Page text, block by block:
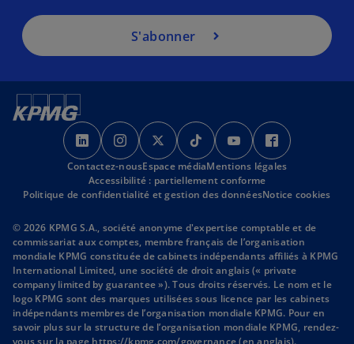
S'abonner
u
e
l
o
n
g
e
t
s
’
o
u
r
e
d
a
n
s
u
s
’
o
u
r
e
d
a
n
s
u
s
’
o
u
r
e
d
a
n
s
u
s
’
o
u
r
e
d
a
n
s
u
s
’
o
u
r
e
d
a
n
s
u
’
r
e
d
a
n
s
u
Contactez-nousEspace médiaMentions légales
Accessibilité : partiellement conforme
Politique de confidentialité et gestion des donnéesNotice cookies
© 2026 KPMG S.A., société anonyme d'expertise comptable et de
commissariat aux comptes, membre français de l’organisation
mondiale KPMG constituée de cabinets indépendants affiliés à KPMG
International Limited, une société de droit anglais (« private
company limited by guarantee »). Tous droits réservés. Le nom et le
logo KPMG sont des marques utilisées sous licence par les cabinets
indépendants membres de l’organisation mondiale KPMG. Pour en
savoir plus sur la structure de l’organisation mondiale KPMG, rendez-
s